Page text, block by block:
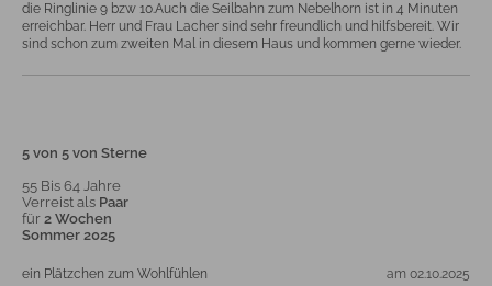
die Ringlinie 9 bzw 10.Auch die Seilbahn zum Nebelhorn ist in 4 Minuten
erreichbar. Herr und Frau Lacher sind sehr freundlich und hilfsbereit. Wir
sind schon zum zweiten Mal in diesem Haus und kommen gerne wieder.
5 von 5 von Sterne
55 Bis 64 Jahre
Verreist als Paar
für 2 Wochen
Sommer 2025
am 02.10.2025
ein Plätzchen zum Wohlfühlen